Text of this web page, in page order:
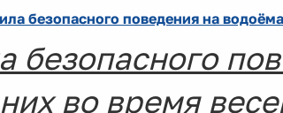
безопасного поведения на
безопасного
во время